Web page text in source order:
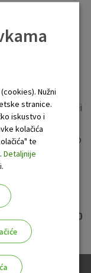
debitnih kartica
neće biti u
klijenata a manji
IBAN-om, molimo
bankomatu
informirate svog
u.
info telefon
0800
Nužni
stranice.
iskustvo i
kolačića
te
Detaljnije